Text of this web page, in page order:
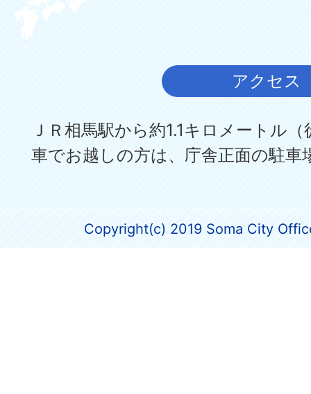
アクセス
ＪＲ相馬駅から約1.1キロメートル
車でお越しの方は、庁舎正面の駐車
Copyright(c) 2019 Soma City